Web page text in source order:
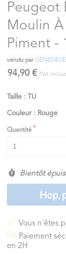
Peugeot
Moulin
Piment -
vendu par
94,90 € TVA
Taille : TU
Couleur : Rouge
Quantité
Bientôt
Hop,
Vous n'êtes
Paiement
en 2H